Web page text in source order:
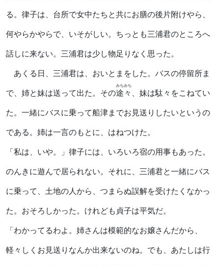
る。律子は、台所で女中たちと共にお膳の後片附けやら、
何やらかやらで、いそがしい。ちっとも三浦君のところへ
話しに来ない。三浦君は少し物足りなく思った。
あくる日、三浦君は、おいとまをした。バスの停留所ま
で、姉と妹は送って出た。その途々
みちみち
、妹は駄々をこねてい
た。一緒にバスに乗って船津までお見送りしたいというの
である。姉は一言のもとに、はねつけた。
「私は、いや。」律子には、いろいろ宿の用事もあった。
のんきに遊んで居られない。それに、三浦君と一緒にバス
に乗って、土地の人から、つまらぬ誤解を受けたくなかっ
た。おそろしかった。けれども貞子は平気だ。
「わかってるわよ。姉さんは模範的なお嬢さんだから、
軽々しくお見送りなんか出来ないのね。でも、あたしは行